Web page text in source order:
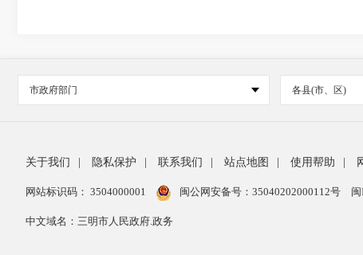
市政府部门 各县(市、区)
关于我们 隐私保护 联系我们 站点地图 使用帮助
网站标识码： 3504000001 闽公网安备号： 35040202000112号
中文域名：三明市人民政府.政务